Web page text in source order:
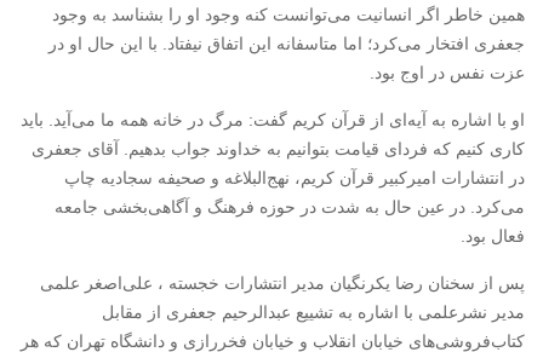
همین خاطر اگر انسانیت می‌توانست کنه وجود او را بشناسد به وجود
جعفری افتخار می‌کرد؛ اما متاسفانه این اتفاق نیفتاد. با این حال او در
عزت نفس در اوج بود.
او با اشاره به آیه‌ای از قرآن کریم گفت: مرگ در خانه همه ما می‌آید. باید
کاری کنیم که فردای قیامت بتوانیم به خداوند جواب بدهیم. آقای جعفری
در انتشارات امیرکبیر قرآن کریم، نهج‌البلاغه ‌و صحیفه سجادیه چاپ
می‌کرد. در عین حال به شدت در حوزه فرهنگ و آگاهی‌بخشی جامعه
فعال بود.
پس از سخنان رضا یکرنگیان مدیر انتشارات خجسته ، علی‌اصغر علمی
مدیر نشرعلمی با اشاره به تشییع عبدالرحیم جعفری از مقابل
کتاب‌فروشی‌های خیابان انقلاب و خیابان فخررازی و دانشگاه تهران که هر